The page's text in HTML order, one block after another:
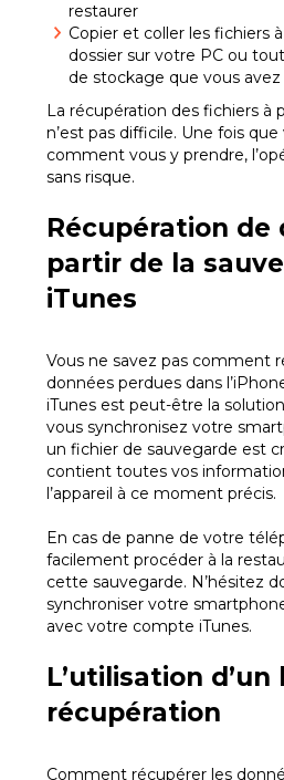
restaurer
Copier et coller les fichiers
dossier sur votre PC ou
de stockage que vous avez
La récupération des fichiers à
n’est pas difficile. Une fois que
comment vous y prendre,
sans risque.
Récupération de
partir de la
iTunes
Vous ne savez pas comment
données perdues dans
iTunes est peut-être la
vous synchronisez votre
un fichier de sauvegarde est
contient toutes vos
l’appareil à ce moment précis.
En cas de panne de votre
facilement procéder à la
cette sauvegarde. N’hésitez
synchroniser votre
avec votre compte iTunes.
L’utilisation
récupération
Comment récupérer les